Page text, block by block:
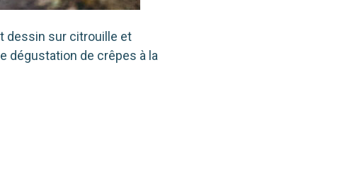
des­sin sur citrouille et
dégus­ta­tion de crêpes à la